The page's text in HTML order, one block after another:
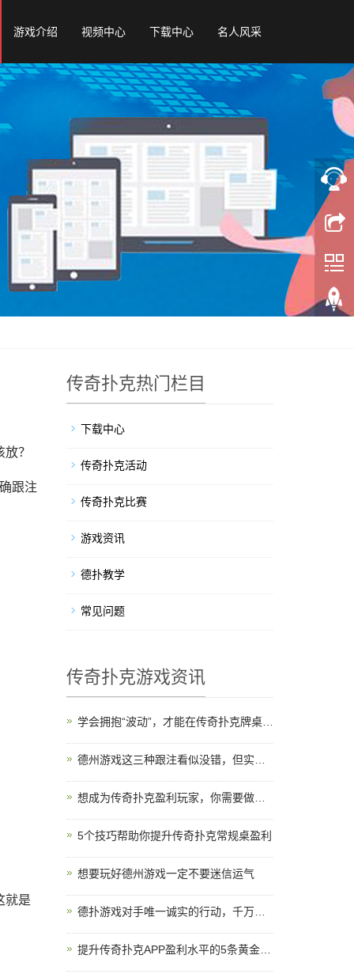
游戏介绍 视频中心 下载中心 名人风采
？
跟注
就是
传奇扑克热门栏目
下载中心
传奇扑克活动
传奇扑克比赛
游戏资讯
德扑教学
常见问题
传奇扑克游戏资讯
学会拥抱“波动”，才能在传奇扑克牌桌上走得更远
想成为传奇扑克盈利玩家，你需要做好这5点
5个技巧帮助你提升传奇扑克常规桌盈利
想要玩好德州游戏一定不要迷信运气
德扑游戏对手唯一诚实的行动，千万别放过
提升传奇扑克APP盈利水平的5条黄金策略